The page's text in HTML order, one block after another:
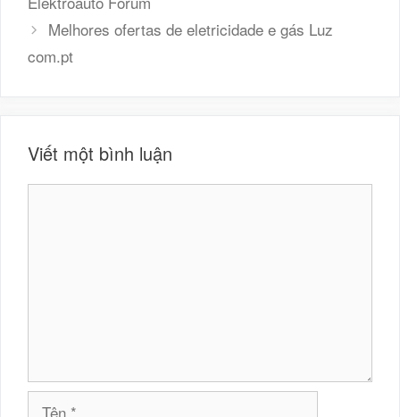
Melhores ofertas de eletricidade e gás Luz
com.pt
Viết một bình luận